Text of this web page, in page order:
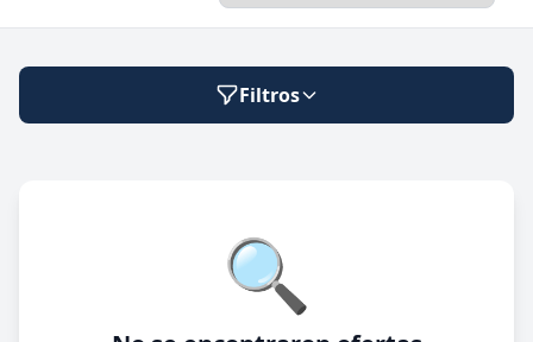
Ubicación
🔍 Buscar
Filtros
Modalidad de trabajo🔍